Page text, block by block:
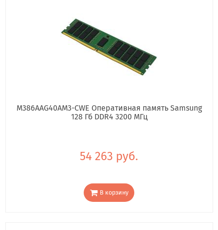
M386AAG40AM3-CWE Оперативная память Samsung
128 Гб DDR4 3200 МГц
54 263 руб.
В корзину